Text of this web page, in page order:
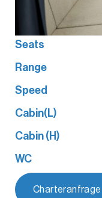
Seats
Range
Speed
Cabin(L)
Cabin (H)
WC
Charteranfrage